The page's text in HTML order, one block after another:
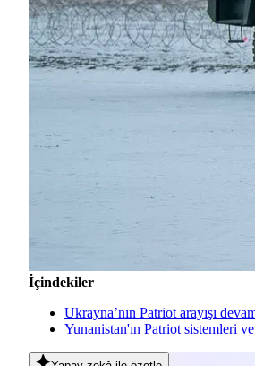
İçindekiler
Ukrayna’nın Patriot arayışı
Yunanistan'ın Patriot sistemleri